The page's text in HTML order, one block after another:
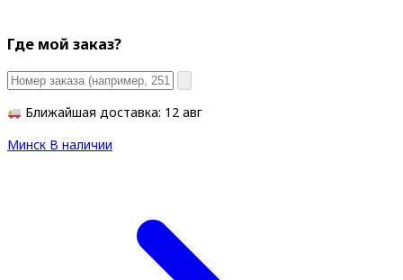
Где мой заказ?
Ближайшая доставка: 12 авг
Минск В наличии